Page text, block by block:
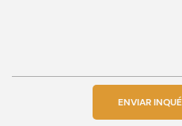
ENVIAR